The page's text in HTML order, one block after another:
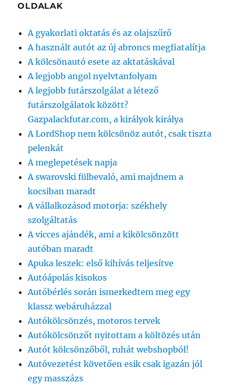
OLDALAK
A gyakorlati oktatás és az olajszűrő
A használt autót az új abroncs megfiatalítja
A kölcsönautó esete az aktatáskával
A legjobb angol nyelvtanfolyam
A legjobb futárszolgálat a létező
futárszolgálatok között?
Gazpalackfutar.com, a királyok királya
A LordShop nem kölcsönöz autót, csak tiszta
pelenkát
A meglepetések napja
A swarovski fülbevaló, ami majdnem a
kocsiban maradt
A vállalkozásod motorja: székhely
szolgáltatás
A vicces ajándék, ami a kikölcsönzött
autóban maradt
Apuka leszek: első kihívás teljesítve
Autóápolás kisokos
Autóbérlés során ismerkedtem meg egy
klassz webáruházzal
Autókölcsönzés, motoros tervek
Autókölcsönzőt nyitottam a költözés után
Autót kölcsönzőből, ruhát webshopból!
Autóvezetést követően esik csak igazán jól
egy masszázs